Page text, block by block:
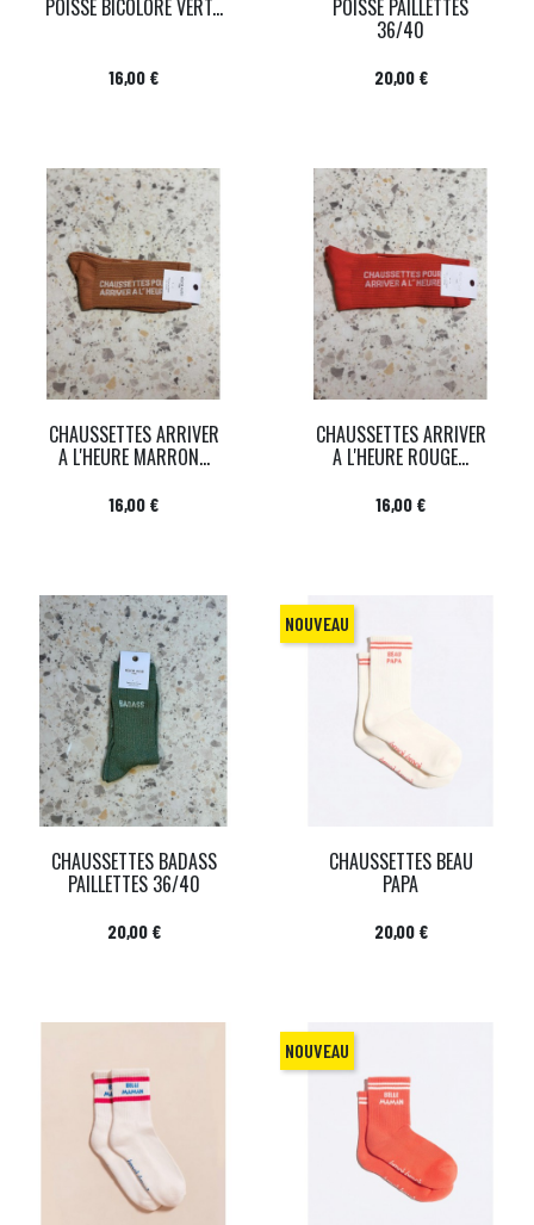
POISSE BICOLORE VERT...
Prix
16,00 €
POISSE PAILLETTES
36/40
Prix
20,00 €
CHAUSSETTES ARRIVER
A L'HEURE MARRON...
Prix
16,00 €
CHAUSSETTES ARRIVER
A L'HEURE ROUGE...
Prix
16,00 €
CHAUSSETTES BADASS
PAILLETTES 36/40
Prix
20,00 €
CHAUSSETTES BEAU
PAPA
Prix
20,00 €
NOUVEAU
NOUVEAU